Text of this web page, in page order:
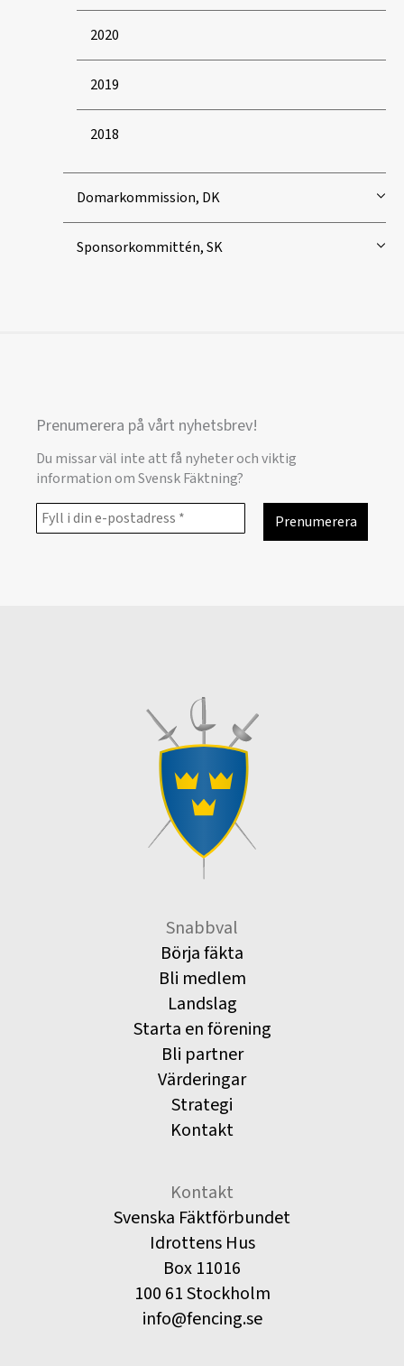
2020
2019
2018
Domarkommission, DK
Sponsorkommittén, SK
Prenumerera på vårt nyhetsbrev!
Du missar väl inte att få nyheter och viktig
information om Svensk Fäktning?
Snabbval
Börja fäkta
Bli medlem
Landslag
Starta en förening
Bli partner
Värderingar
Strategi
Kontakt
Kontakt
Svenska Fäktförbundet
Idrottens Hus
Box 11016
100 61 Stockholm
info@fencing.se